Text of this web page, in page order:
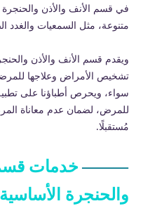
في قسم الأنف والأذن
متنوعة، مثل السمعيات والغدد
ويقدم قسم الأنف والأذن
تشخيص الأمراض وعلاجها
سواء، ويحرص أطباؤنا على
للمرض، لضمان عدم معاناة
مُستقبلًا.
خدمات
والحنجرة